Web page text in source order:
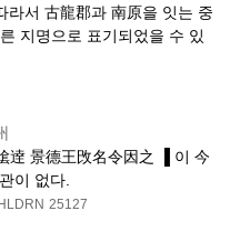
라서 古龍郡과 南原을 잇는 중
지명으로 표기되었을 수 있
逹 景德王攺名令因之 ▐ 이 今
이 없다.
25127